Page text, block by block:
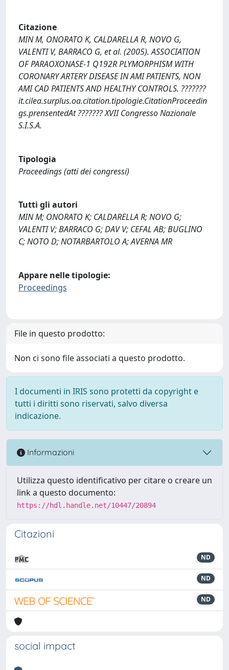
Citazione
MIN M, ONORATO K, CALDARELLA R, NOVO G,
VALENTI V, BARRACO G, et al. (2005). ASSOCIATION
OF PARAOXONASE-1 Q192R PLYMORPHISM WITH
CORONARY ARTERY DISEASE IN AMI PATIENTS, NON
AMI CAD PATIENTS AND HEALTHY CONTROLS. ???????
it.cilea.surplus.oa.citation.tipologie.CitationProceedin
gs.prensentedAt ??????? XVII Congresso Nazionale
S.I.S.A.
Tipologia
Proceedings (atti dei congressi)
Tutti gli autori
MIN M; ONORATO K; CALDARELLA R; NOVO G;
VALENTI V; BARRACO G; DAV V; CEFAL AB; BUGLINO
C; NOTO D; NOTARBARTOLO A; AVERNA MR
Appare nelle tipologie:
Proceedings
File in questo prodotto:
Non ci sono file associati a questo prodotto.
I documenti in IRIS sono protetti da copyright e
tutti i diritti sono riservati, salvo diversa
indicazione.
Informazioni
Utilizza questo identificativo per citare o creare un
link a questo documento:
https://hdl.handle.net/10447/20894
Citazioni
ND
ND
ND
social impact